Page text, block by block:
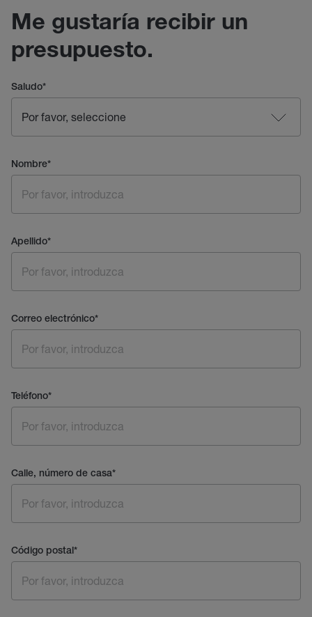
Me gustaría recibir un
presupuesto.
Saludo*
Nombre*
Apellido*
Correo electrónico*
Teléfono*
Calle, número de casa*
Código postal*